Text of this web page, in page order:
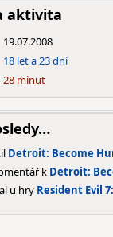
aktivita
19.07.2008
18 let a 23 dní
28 minut
Detroit: Become
k Detroit:
u hry Resident Evil